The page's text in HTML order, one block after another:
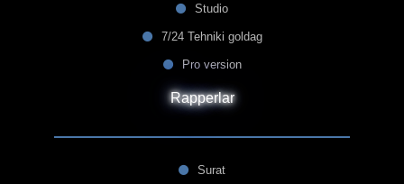
Studio
7/24 Tehniki goldag
Pro version
Rapperlar
Surat